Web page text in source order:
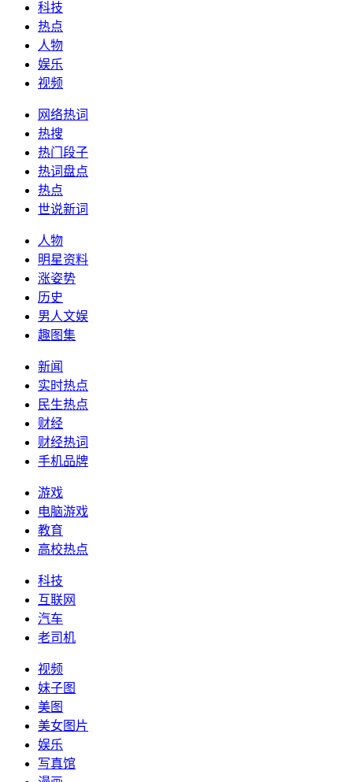
科技
热点
人物
娱乐
视频
网络热词
热搜
热门段子
热词盘点
热点
世说新词
人物
明星资料
涨姿势
历史
男人文娱
趣图集
新闻
实时热点
民生热点
财经
财经热词
手机品牌
游戏
电脑游戏
教育
高校热点
科技
互联网
汽车
老司机
视频
妹子图
美图
美女图片
娱乐
写真馆